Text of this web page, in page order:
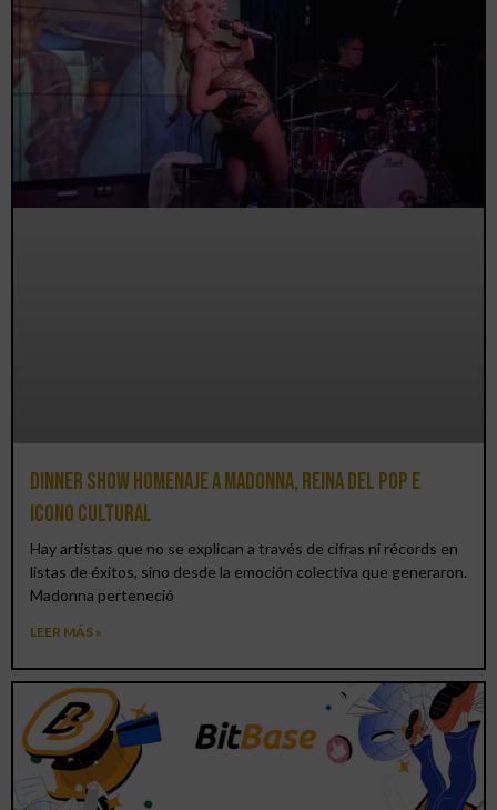
Dinner Show homenaje a Madonna, reina del pop e
icono cultural
Hay artistas que no se explican a través de cifras ni récords en
listas de éxitos, sino desde la emoción colectiva que generaron.
Madonna perteneció
LEER MÁS »